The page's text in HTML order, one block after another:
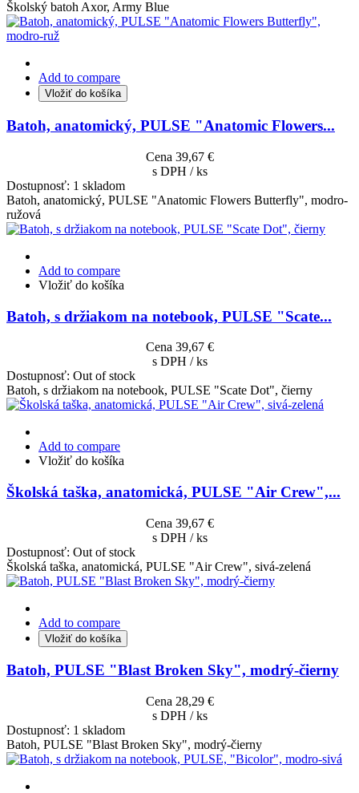
Školský batoh Axor, Army Blue
Add to compare
Vložiť do košíka
Batoh, anatomický, PULSE "Anatomic Flowers...
Cena 39,67 €
s DPH / ks
Dostupnosť: 1 skladom
Batoh, anatomický, PULSE "Anatomic Flowers Butterfly", modro-
ružová
Add to compare
Vložiť do košíka
Batoh, s držiakom na notebook, PULSE "Scate...
Cena 39,67 €
s DPH / ks
Dostupnosť: Out of stock
Batoh, s držiakom na notebook, PULSE "Scate Dot", čierny
Add to compare
Vložiť do košíka
Školská taška, anatomická, PULSE "Air Crew",...
Cena 39,67 €
s DPH / ks
Dostupnosť: Out of stock
Školská taška, anatomická, PULSE "Air Crew", sivá-zelená
Add to compare
Vložiť do košíka
Batoh, PULSE "Blast Broken Sky", modrý-čierny
Cena 28,29 €
s DPH / ks
Dostupnosť: 1 skladom
Batoh, PULSE "Blast Broken Sky", modrý-čierny